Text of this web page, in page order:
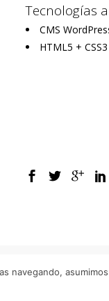
Tecnologías
CMS
HTML5 + CSS3
navegando,